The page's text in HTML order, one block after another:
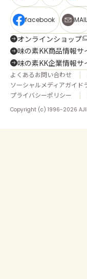
facebook MAIL
オンラインショップ
味の素KK商品情報サ
味の素KK企業情報サ
よくあるお問い合わせ
ソーシャルメディアガイド
プライバシーポリシー
Copyright (c) 1996-2026